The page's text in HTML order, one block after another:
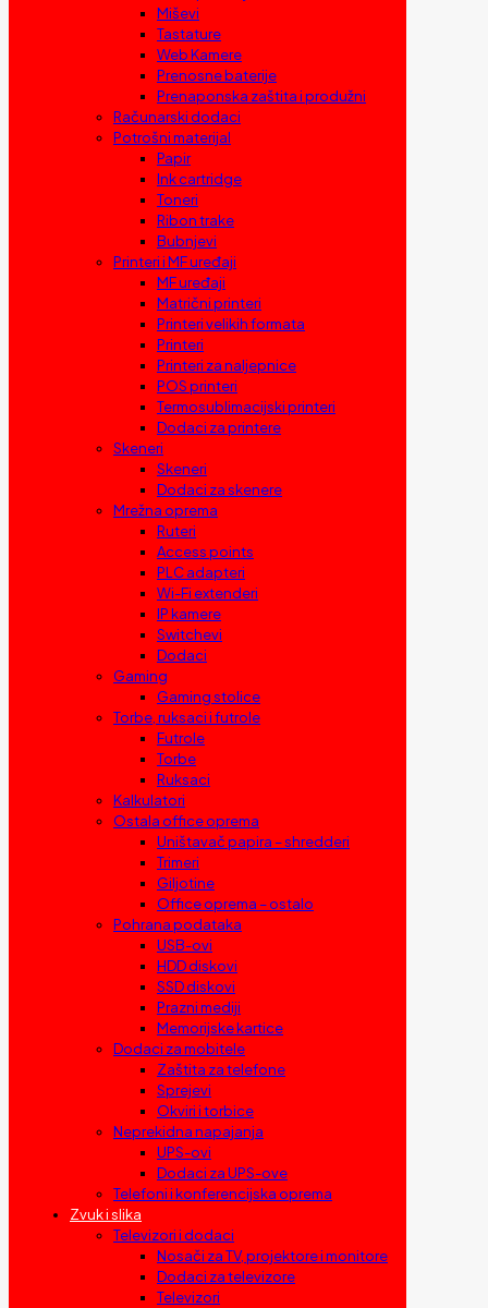
Miševi
Tastature
Web Kamere
Prenosne baterije
Prenaponska zaštita i produžni
Računarski dodaci
Potrošni materijal
Papir
Ink cartridge
Toneri
Ribon trake
Bubnjevi
Printeri i MF uređaji
MF uređaji
Matrični printeri
Printeri velikih formata
Printeri
Printeri za naljepnice
POS printeri
Termosublimacijski printeri
Dodaci za printere
Skeneri
Skeneri
Dodaci za skenere
Mrežna oprema
Ruteri
Access points
PLC adapteri
Wi-Fi extenderi
IP kamere
Switchevi
Dodaci
Gaming
Gaming stolice
Torbe, ruksaci i futrole
Futrole
Torbe
Ruksaci
Kalkulatori
Ostala office oprema
Uništavač papira – shredderi
Trimeri
Giljotine
Office oprema – ostalo
Pohrana podataka
USB-ovi
HDD diskovi
SSD diskovi
Prazni mediji
Memorijske kartice
Dodaci za mobitele
Zaštita za telefone
Sprejevi
Okviri i torbice
Neprekidna napajanja
UPS-ovi
Dodaci za UPS-ove
Telefoni i konferencijska oprema
Zvuk i slika
Televizori i dodaci
Nosači za TV, projektore i monitore
Dodaci za televizore
Televizori